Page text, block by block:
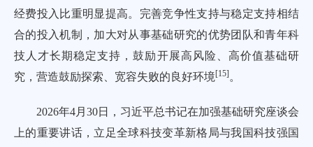
经费投入比重明显提高。完善竞争性支持与稳定支持相结
合的投入机制，加大对从事基础研究的优势团队和青年科
技人才长期稳定支持，鼓励开展高风险、高价值基础研
究，营造鼓励探索、宽容失败的良好环境[15] 。
2026年4月30日，习近平总书记在加强基础研究座谈会
上的重要讲话，立足全球科技变革新格局与我国科技强国